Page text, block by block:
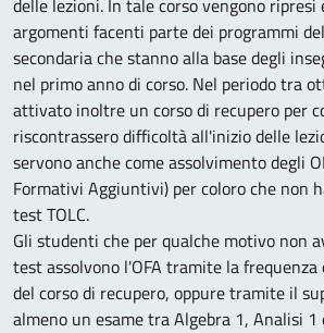
delle lezioni. In tale corso vengono ripresi
argomenti facenti parte dei programmi
secondaria che stanno alla base degli
nel primo anno di corso. Nel periodo tra
attivato inoltre un corso di recupero per
riscontrassero difficoltà all'inizio delle
servono anche come assolvimento degli
Formativi Aggiuntivi) per coloro che non
test TOLC.
Gli studenti che per qualche motivo non
test assolvono l'OFA tramite la frequenza
del corso di recupero, oppure tramite il
almeno un esame tra Algebra 1, Analisi 1